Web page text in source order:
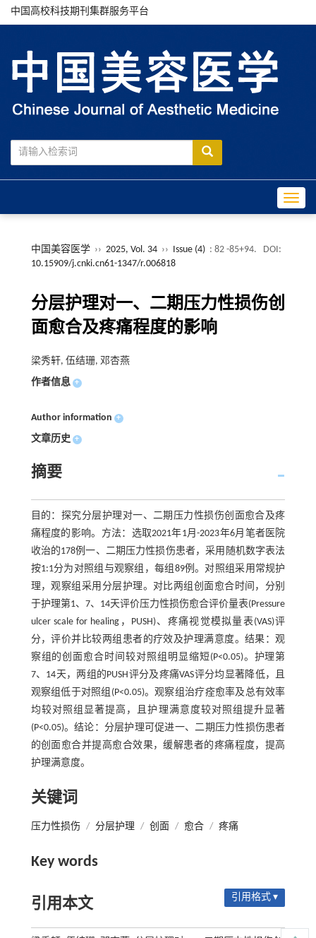
中国高校科技期刊集群服务平台
中国美容医学 ›› 2025, Vol. 34 ›› Issue (4) : 82 -85+94.
DOI:
10.15909/j.cnki.cn61-1347/r.006818
分层护理对一、二期压力性损伤创
面愈合及疼痛程度的影响
梁秀轩, 伍结珊, 邓杏燕
作者信息 +
Author information +
文章历史 +
摘要
目的：探究分层护理对一、二期压力性损伤创面愈合及疼
痛程度的影响。方法：选取2021年1月-2023年6月笔者医院
收治的178例一、二期压力性损伤患者，采用随机数字表法
按1:1分为对照组与观察组，每组89例。对照组采用常规护
理，观察组采用分层护理。对比两组创面愈合时间，分别
于护理第1、7、14天评价压力性损伤愈合评价量表(Pressure
ulcer scale for healing，PUSH)、疼痛视觉模拟量表(VAS)评
分，评价并比较两组患者的疗效及护理满意度。结果：观
察组的创面愈合时间较对照组明显缩短(P<0.05)。护理第
7、14天，两组的PUSH评分及疼痛VAS评分均显著降低，且
观察组低于对照组(P<0.05)。观察组治疗痊愈率及总有效率
均较对照组显著提高，且护理满意度较对照组提升显著
(P<0.05)。结论：分层护理可促进一、二期压力性损伤患者
的创面愈合并提高愈合效果，缓解患者的疼痛程度，提高
护理满意度。
关键词
压力性损伤 / 分层护理 / 创面 / 愈合 / 疼痛
Key words
引用本文 引用格式 ▾